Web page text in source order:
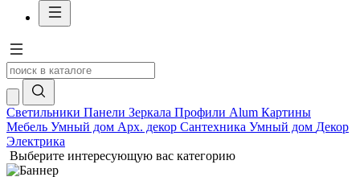
Светильники Панели Зеркала Профили Alum Картины
Мебель Умный дом Арх. декор Сантехника Умный дом Декор
Электрика
Выберите интересующую вас категорию